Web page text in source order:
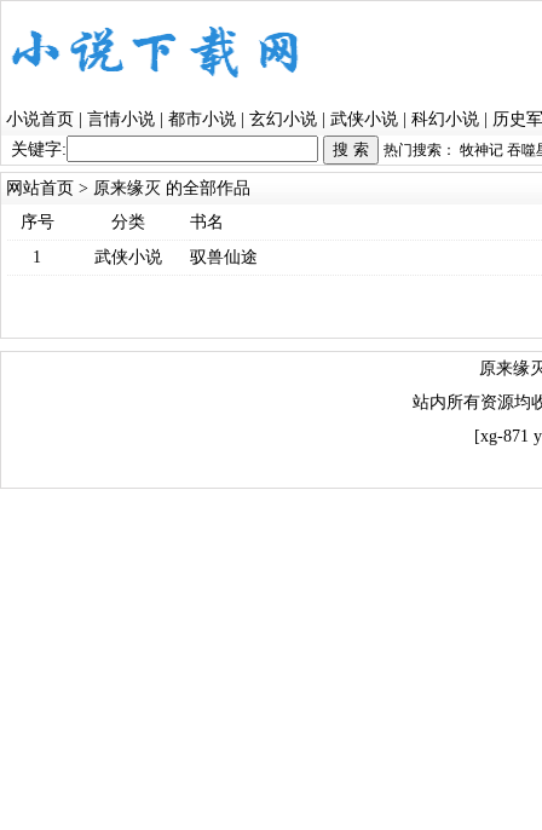
小说首页 言情小说 都市小说 玄幻小说 武侠小说 科幻小说
历史
关键字:
热门搜索： 牧神记 吞噬
网站首页 > 原来缘灭 的全部作品
序号
分类
书名
1
武侠小说 驭兽仙途
原来缘
站内所有资源均
[xg-871